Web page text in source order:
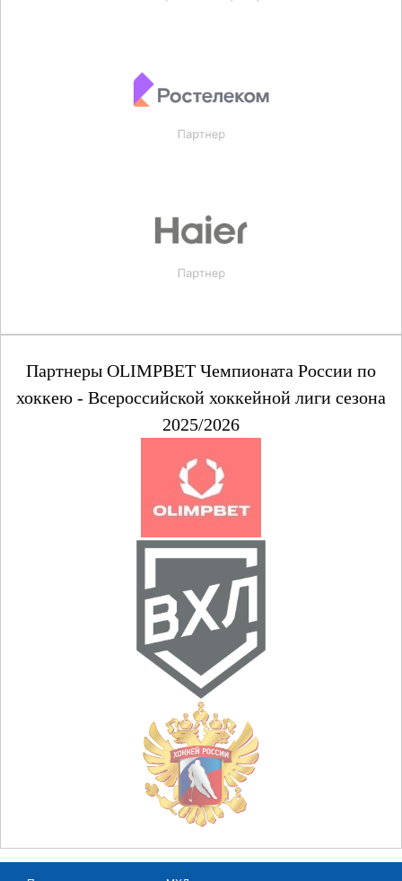
Партнеры OLIMPBET Чемпионата России по
хоккею - Всероссийской хоккейной лиги сезона
2025/2026